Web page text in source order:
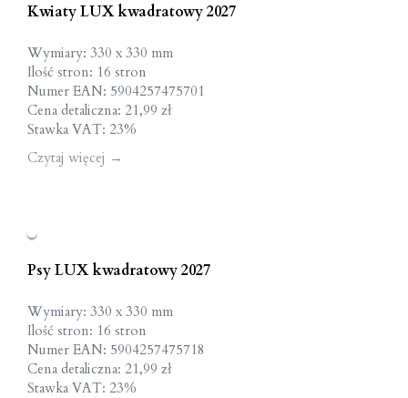
Kwiaty LUX kwadratowy 2027
Wymiary: 330 x 330 mm
Ilość stron: 16 stron
Numer EAN: 5904257475701
Cena detaliczna: 21,99 zł
Stawka VAT: 23%
Czytaj więcej →
Psy LUX kwadratowy 2027
Wymiary: 330 x 330 mm
Ilość stron: 16 stron
Numer EAN: 5904257475718
Cena detaliczna: 21,99 zł
Stawka VAT: 23%